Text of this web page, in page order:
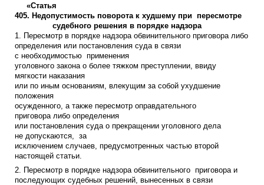
«Статья
405. Недопустимость поворота к худшему при пересмотре
судебного решения в порядке надзора
1. Пересмотр в порядке надзора обвинительного приговора либо
определения или постановления суда в связи
с необходимостью применения
уголовного закона о более тяжком преступлении, ввиду
мягкости наказания
или по иным основаниям, влекущим за собой ухудшение
положения
осужденного, а также пересмотр оправдательного
приговора либо определения
или постановления суда о прекращении уголовного дела
не допускаются, за
исключением случаев, предусмотренных частью второй
настоящей статьи.
2. Пересмотр в порядке надзора обвинительного приговора и
последующих судебных решений, вынесенных в связи